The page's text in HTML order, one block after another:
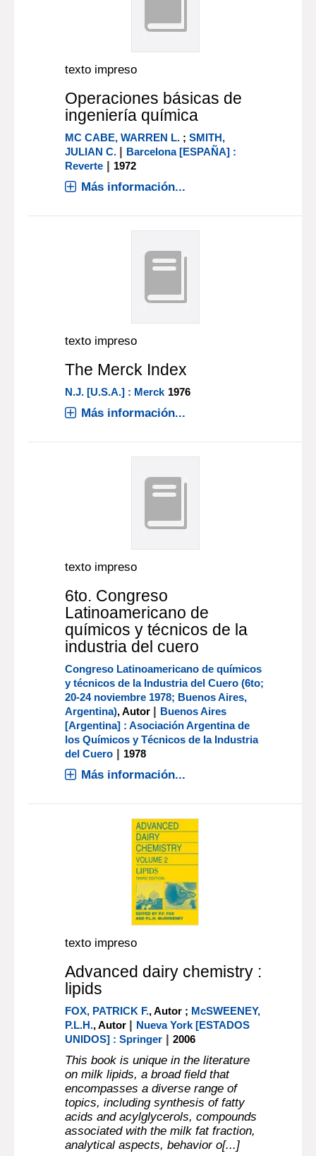
texto impreso
Operaciones básicas de
ingeniería química
MC CABE, WARREN L. ;SMITH,
JULIAN C. | Barcelona [ESPAÑA] :
Reverte | 1972
Más información...
texto impreso
The Merck Index
N.J. [U.S.A.] : Merck 1976
Más información...
texto impreso
6to. Congreso
Latinoamericano de
químicos y técnicos de la
industria del cuero
Congreso Latinoamericano de químicos
y técnicos de la Industria del Cuero (6to;
20-24 noviembre 1978; Buenos Aires,
Argentina), Autor | Buenos Aires
[Argentina] : Asociación Argentina de
los Químicos y Técnicos de la Industria
del Cuero | 1978
Más información...
texto impreso
Advanced dairy chemistry :
lipids
FOX, PATRICK F., Autor ; McSWEENEY,
P.L.H., Autor | Nueva York [ESTADOS
UNIDOS] : Springer |2006
This book is unique in the literature
on milk lipids, a broad field that
encompasses a diverse range of
topics, including synthesis of fatty
acids and acylglycerols, compounds
associated with the milk fat fraction,
analytical aspects, behavior o[...]